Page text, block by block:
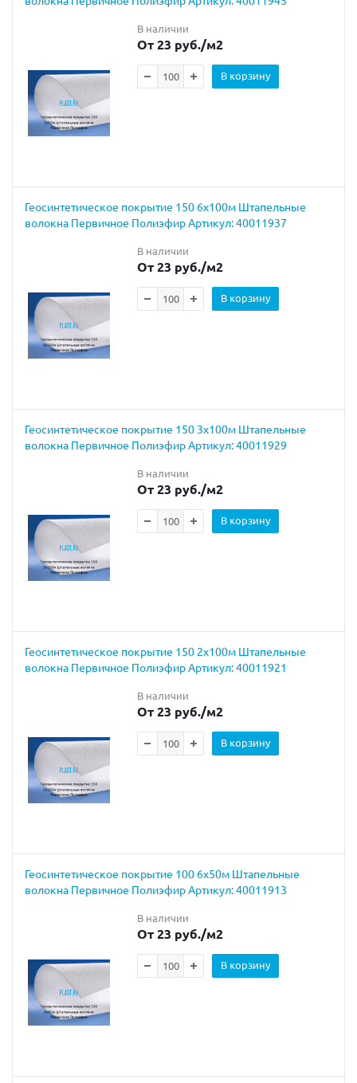
В наличии
От 23 руб./м2
В корзину
Геосинтетическое покрытие 150 6х100м Штапельные
волокна Первичное Полиэфир Артикул: 40011937
В наличии
От 23 руб./м2
В корзину
Геосинтетическое покрытие 150 3х100м Штапельные
волокна Первичное Полиэфир Артикул: 40011929
В наличии
От 23 руб./м2
В корзину
Геосинтетическое покрытие 150 2х100м Штапельные
волокна Первичное Полиэфир Артикул: 40011921
В наличии
От 23 руб./м2
В корзину
Геосинтетическое покрытие 100 6х50м Штапельные
волокна Первичное Полиэфир Артикул: 40011913
В наличии
От 23 руб./м2
В корзину